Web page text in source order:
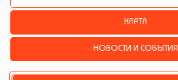
КАРТА
НОВОСТИ И СОБЫТИЯ